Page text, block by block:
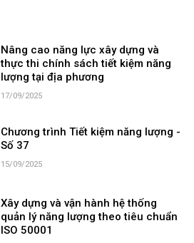
Nâng cao năng lực xây dựng và
thực thi chính sách tiết kiệm năng
lượng tại địa phương
17/09/2025
Chương trình Tiết kiệm năng lượng -
Số 37
15/09/2025
Xây dựng và vận hành hệ thống
quản lý năng lượng theo tiêu chuẩn
ISO 50001